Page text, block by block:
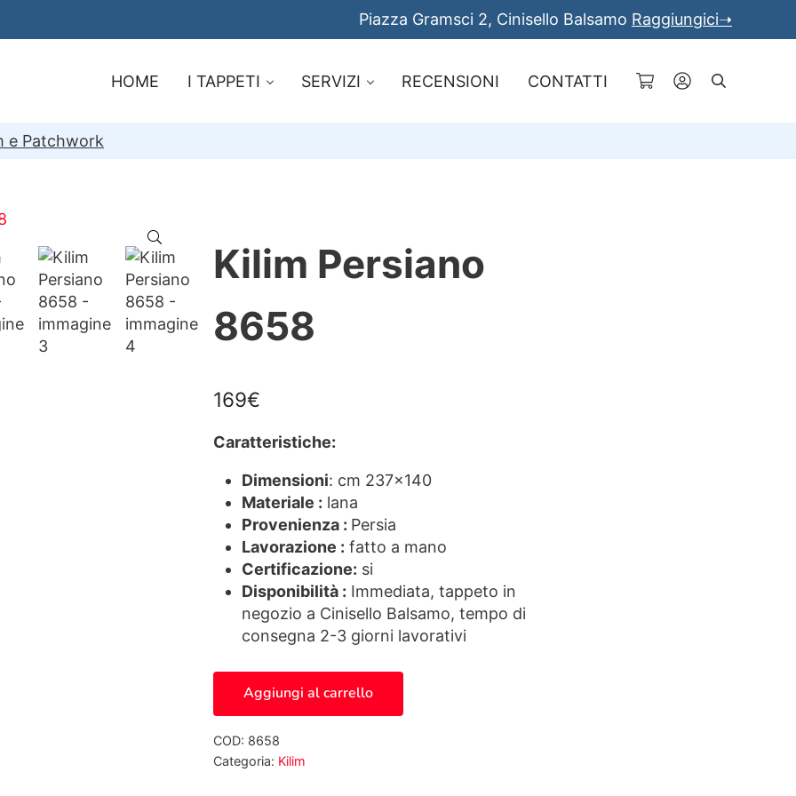
Piazza Gramsci 2, Cinisello Balsamo Raggiungici➝
HOME I TAPPETI SERVIZI RECENSIONI CONTATTI Cerca
e Patchwork
🔍
Kilim Persiano
8658
169€
Caratteristiche:
Dimensioni: cm 237×140
Materiale : lana
Provenienza : Persia
Lavorazione : fatto a mano
Certificazione: si
Disponibilità : Immediata, tappeto in
negozio a Cinisello Balsamo, tempo di
consegna 2-3 giorni lavorativi
Kilim Persiano 8658 quantità
Aggiungi al carrello
COD: 8658
Categoria: Kilim